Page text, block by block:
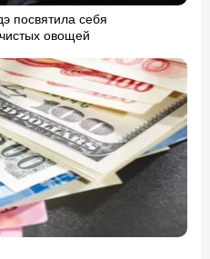
посвятила себя
овощей